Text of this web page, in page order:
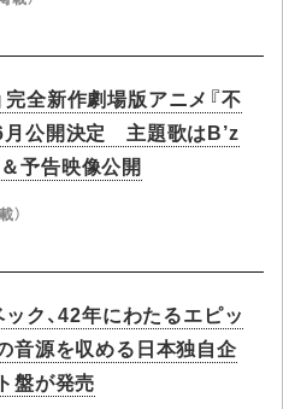
完全新作劇場版アニメ『不
月公開決定 主題歌はB’z
予告映像公開
）
ック、42年にわたるエピッ
音源を収める日本独自企
盤が発売